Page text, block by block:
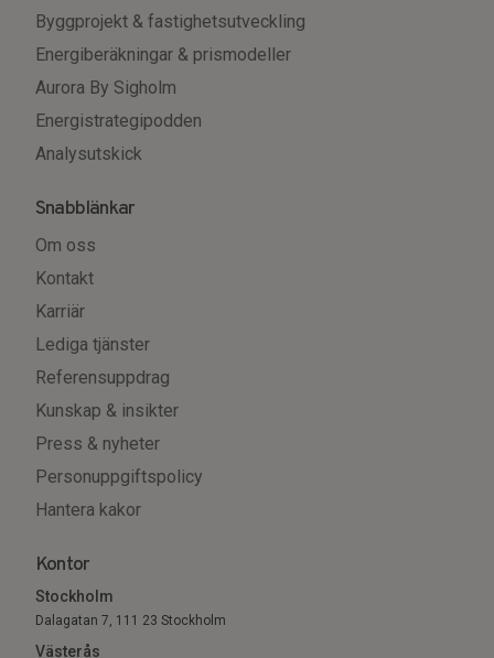
Byggprojekt & fastighetsutveckling
Energiberäkningar & prismodeller
Aurora By Sigholm
Energistrategipodden
Analysutskick
Snabblänkar
Om oss
Kontakt
Karriär
Lediga tjänster
Referensuppdrag
Kunskap & insikter
Press & nyheter
Personuppgiftspolicy
Hantera kakor
Kontor
Stockholm
Dalagatan 7, 111 23 Stockholm
Västerås